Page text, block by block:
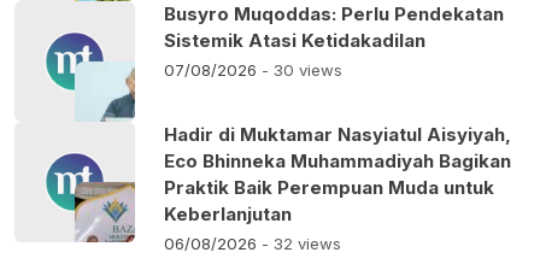
Busyro Muqoddas: Perlu Pendekatan
Sistemik Atasi Ketidakadilan
07/08/2026 - 30 views
Hadir di Muktamar Nasyiatul Aisyiyah,
Eco Bhinneka Muhammadiyah Bagikan
Praktik Baik Perempuan Muda untuk
Keberlanjutan
06/08/2026 - 32 views